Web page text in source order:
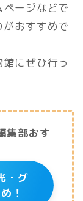
ージなどで
おすすめで
にぜひ行っ
集部おす
・グ
！